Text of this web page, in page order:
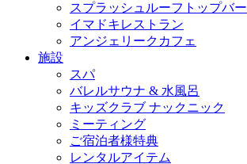
スプラッシュルーフトップバー
イマドキレストラン
アンジェリークカフェ
施設
スパ
バレルサウナ & 水風呂
キッズクラブ ナックニック
ミーティング
ご宿泊者様特典
レンタルアイテム